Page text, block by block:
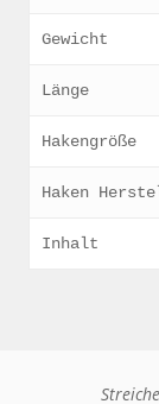
Gewicht
Länge
Hakengröße
Haken
Inhalt